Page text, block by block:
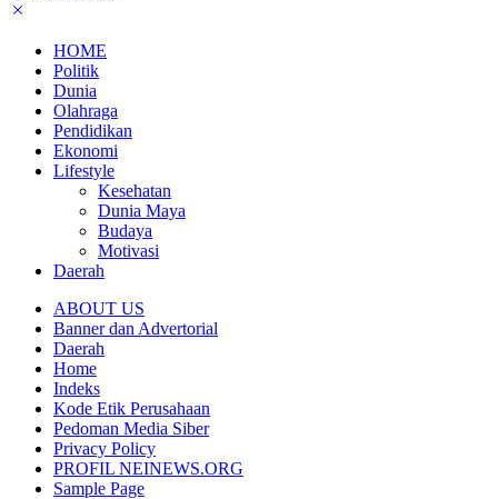
HOME
Politik
Dunia
Olahraga
Pendidikan
Ekonomi
Lifestyle
Kesehatan
Dunia Maya
Budaya
Motivasi
Daerah
ABOUT US
Banner dan Advertorial
Daerah
Home
Indeks
Kode Etik Perusahaan
Pedoman Media Siber
Privacy Policy
PROFIL NEINEWS.ORG
Sample Page